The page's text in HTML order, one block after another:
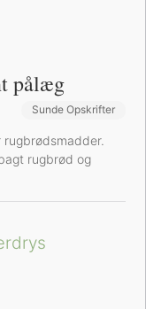
pålæg
Sund Aftensmad
Sunde Opskrifter
rugbrødsmadder.
rugbrød og